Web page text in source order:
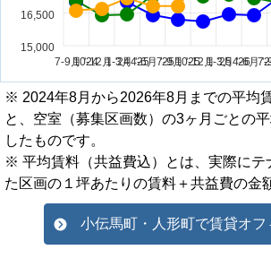
※ 2024年8月から2026年8月までの平均
と、空室（募集区画数）の3ヶ月ごとの
したものです。
※ 平均賃料（共益費込）とは、実際にテ
た区画の１坪あたりの賃料＋共益費の金
小伝馬町・人形町で賃貸オフ